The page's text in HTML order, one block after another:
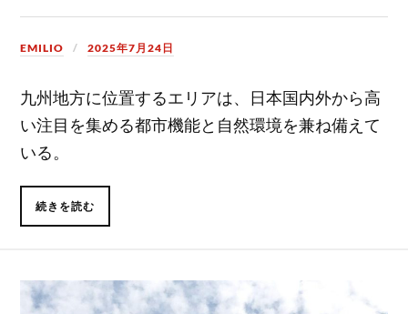
EMILIO 2025年7月24日
九州地方に位置するエリアは、日本国内外から高
い注目を集める都市機能と自然環境を兼ね備えて
いる。
続きを読む